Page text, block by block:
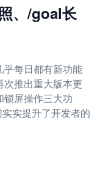
、/goal长
每日都有新功能
推出重大版本更
锁屏操作三大功
实提升了开发者的